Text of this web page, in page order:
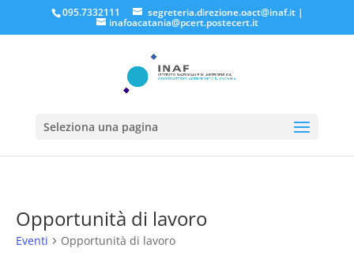
095.7332111 segreteria.direzione.oact@inaf.it|
inafoacatania@pcert.postecert.it
Seleziona una pagina
Opportunità di lavoro
Eventi Opportunità di lavoro